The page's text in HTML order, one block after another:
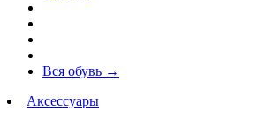
Вся обувь →
Аксессуары